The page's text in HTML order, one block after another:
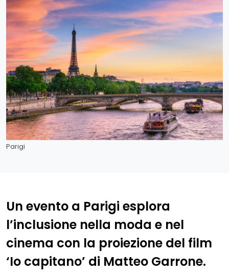
Parigi
Un evento a Parigi esplora
l’inclusione nella moda e nel
cinema con la proiezione del film
‘Io capitano’ di Matteo Garrone.